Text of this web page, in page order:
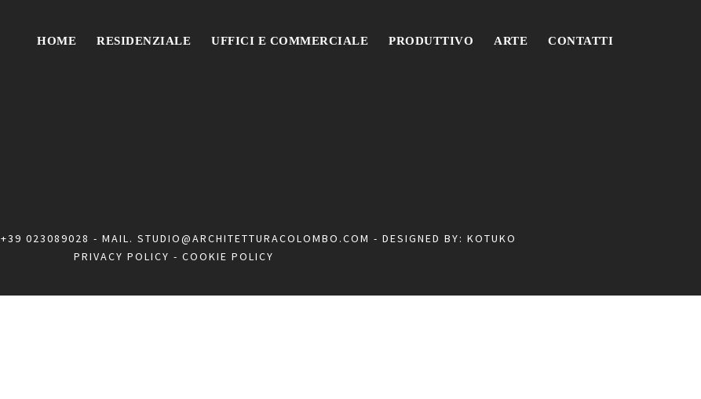
HOME RESIDENZIALE UFFICI E COMMERCIALE PRODUTTIVO ARTE CONTATTI
+39 023089028 - MAIL. STUDIO@ARCHITETTURACOLOMBO.COM - DESIGNED BY: KOTUKO
PRIVACY POLICY - COOKIE POLICY